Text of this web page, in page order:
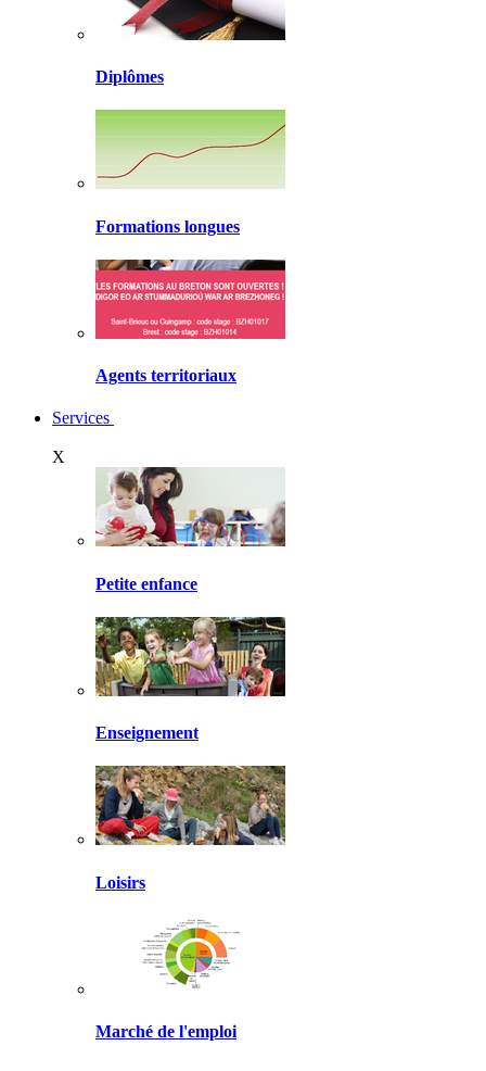
Diplômes
Formations longues
Agents territoriaux
Services
X
Petite enfance
Enseignement
Loisirs
Marché de l'emploi